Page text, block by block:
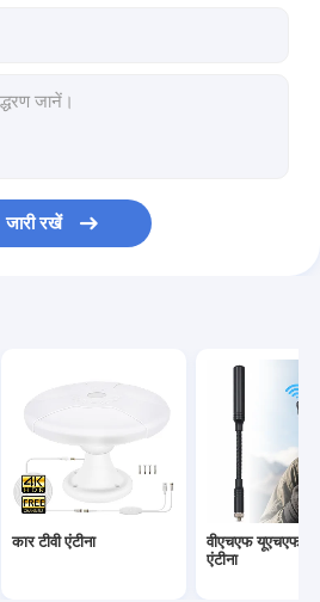
जारी रखें
कार टीवी एंटीना
वीएचएफ यूएचएफ
एंटीना